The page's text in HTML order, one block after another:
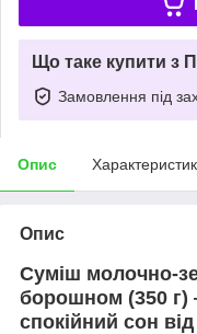
Що таке купити з
Замовлення під
Опис
Опис
Суміш молочно-
борошном (350 г)
спокійний сон